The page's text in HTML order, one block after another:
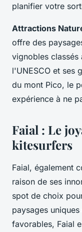
planifier votre
Attractions
offre des
vignobles
l'UNESCO et ses
du mont Pico, le
expérience à ne
Faial : Le
kitesurfers
Faial, également
raison de ses
spot de choix
paysages
favorables, Faial